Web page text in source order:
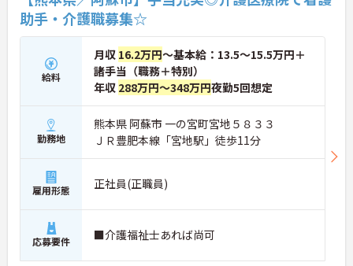
助手・介護職募集☆
給料
月収 16.2万円～基本給：13.5～15.5万円＋
諸手当（職務＋特別）
年収 288万円～348万円夜勤5回想定
勤務地
熊本県 阿蘇市 一の宮町宮地５８３３
ＪＲ豊肥本線「宮地駅」徒歩11分
雇用形態 正社員(正職員)
応募要件 ■介護福祉士あれば尚可